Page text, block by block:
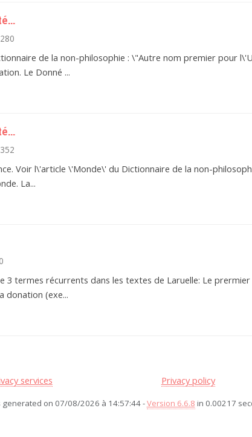
de la non-philosophie : \"Autre nom premier pour
Le Donné ...
Voir l\'article \'Monde\' du Dictionnaire de la non-
La...
3 termes récurrents dans les textes de Laruelle: Le
donation (exe...
services Privacy policy
generated on 07/08/2026 à 14:57:44 -Version 6.6.8 in 0.00217